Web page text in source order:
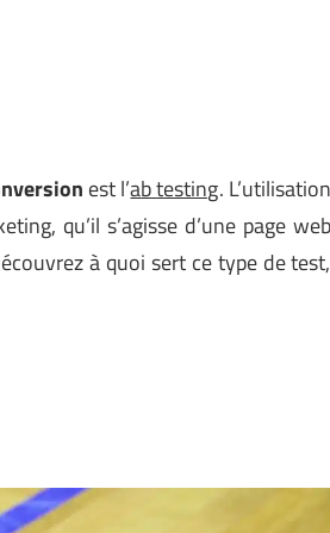
est l’ab testing. L’utilisation
qu’il s’agisse d’une page web
à quoi sert ce type de test,